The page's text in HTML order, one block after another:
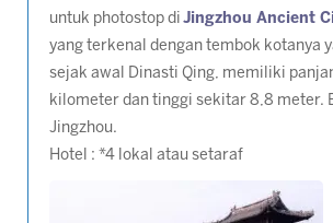
untuk photostop di Jingzhou Ancient
yang terkenal dengan tembok kotanya
sejak awal Dinasti Qing, memiliki
kilometer dan tinggi sekitar 8,8 meter.
Jingzhou.
Hotel : *4 lokal atau setaraf